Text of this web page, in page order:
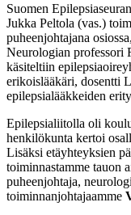
Suomen
Jukka Peltola (vas.)
puheenjohtajana
Neurologian professori
käsiteltiin
erikoislääkäri, dosentti
epilepsialääkkeiden
Epilepsialiitolla oli
henkilökunta kertoi
Lisäksi etäyhteyksien
toiminnastamme tauon
puheenjohtaja,
toiminnanjohtajaamme